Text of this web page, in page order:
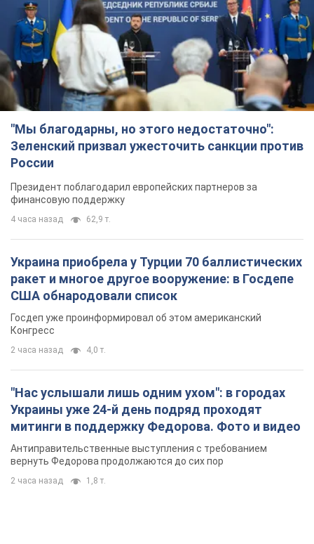
"Мы благодарны, но этого недостаточно":
Зеленский призвал ужесточить санкции против
России
Президент поблагодарил европейских партнеров за
финансовую поддержку
4 часа назад 62,9 т.
Украина приобрела у Турции 70 баллистических
ракет и многое другое вооружение: в Госдепе
США обнародовали список
Госдеп уже проинформировал об этом американский
Конгресс
2 часа назад 4,0 т.
"Нас услышали лишь одним ухом": в городах
Украины уже 24-й день подряд проходят
митинги в поддержку Федорова. Фото и видео
Антиправительственные выступления с требованием
вернуть Федорова продолжаются до сих пор
2 часа назад 1,8 т.